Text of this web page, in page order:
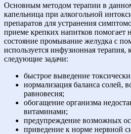
Основным методом терапии в
капельница при алкогольной
препаратов для устранения
приеме крепких напитков помогает
состояние промывание желудка с
используется инфузионная терапия,
следующие задачи:
быстрое выведение
нормализация баланса солей,
равновесия;
обогащение организма
витаминами;
предупреждение возможных
приведение к норме нервной